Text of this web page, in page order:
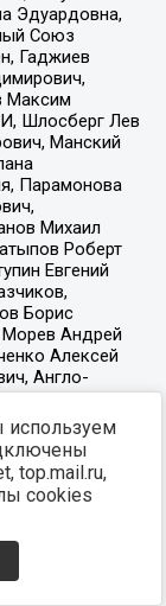
используем
top.mail.ru,
cookies